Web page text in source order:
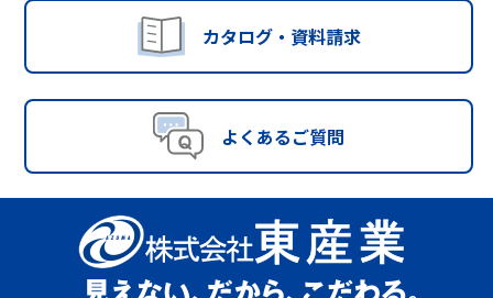
カタログ・資料請求
よくあるご質問